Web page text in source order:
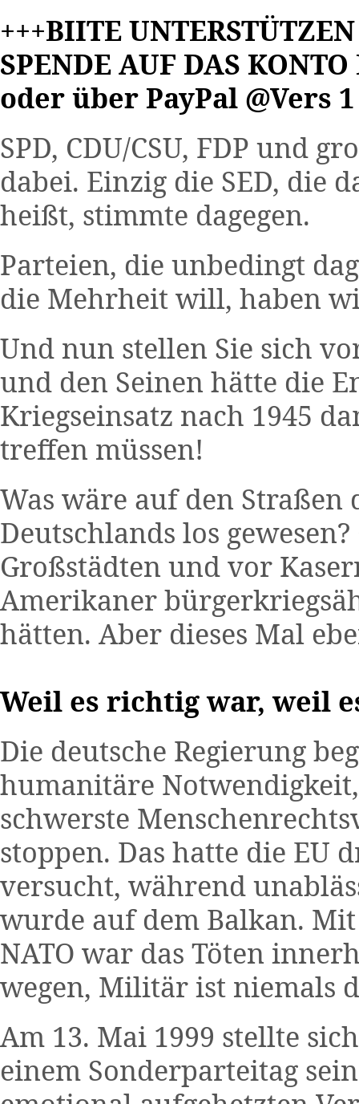
+++BIITE
SPENDE AUF DAS
oder über PayPal @Vers
SPD, CDU/CSU, FDP und
dabei. Einzig die SED, die
heißt, stimmte dagegen.
Parteien, die unbedingt
die Mehrheit will, haben
Und nun stellen Sie sich
und den Seinen hätte die
Kriegseinsatz nach 1945
treffen müssen!
Was wäre auf den
Deutschlands los
Großstädten und vor
Amerikaner
hätten. Aber dieses Mal
Weil es richtig war, weil
Die deutsche Regierung
humanitäre
schwerste
stoppen. Das hatte die EU
versucht, während
wurde auf dem Balkan.
NATO war das Töten
wegen, Militär ist niemals
Am 13. Mai 1999 stellte
einem Sonderparteitag